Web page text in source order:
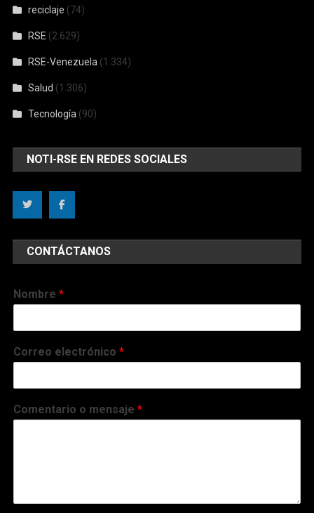
reciclaje (74)
RSE (2.629)
RSE-Venezuela (1.334)
Salud (1.306)
Tecnología (90)
NOTI-RSE EN REDES SOCIALES
CONTÁCTANOS
Nombre*
Correo electrónico*
Comentario o mensaje*